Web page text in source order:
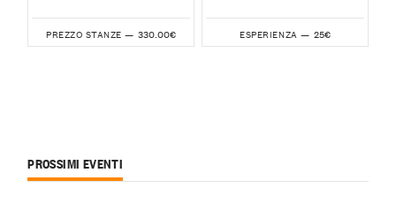
PREZZO STANZE — 330.00€ ESPERIENZA — 25€
PROSSIMI EVENTI